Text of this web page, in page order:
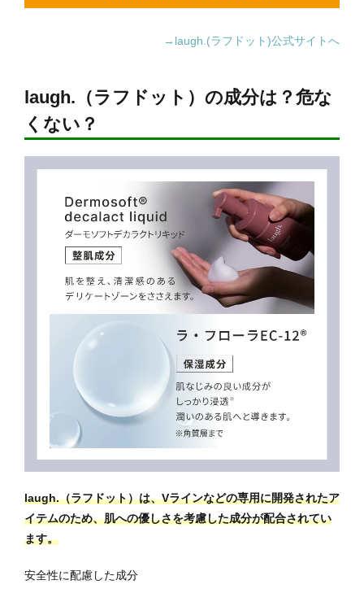
→laugh.(ラフドット)公式サイトへ
laugh.（ラフドット）の成分は？危な
くない？
laugh.（ラフドット）は、Vラインなどの専用に開発されたア
イテムのため、肌への優しさを考慮した成分が配合されてい
ます。
安全性に配慮した成分